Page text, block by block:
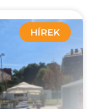
HÍREK